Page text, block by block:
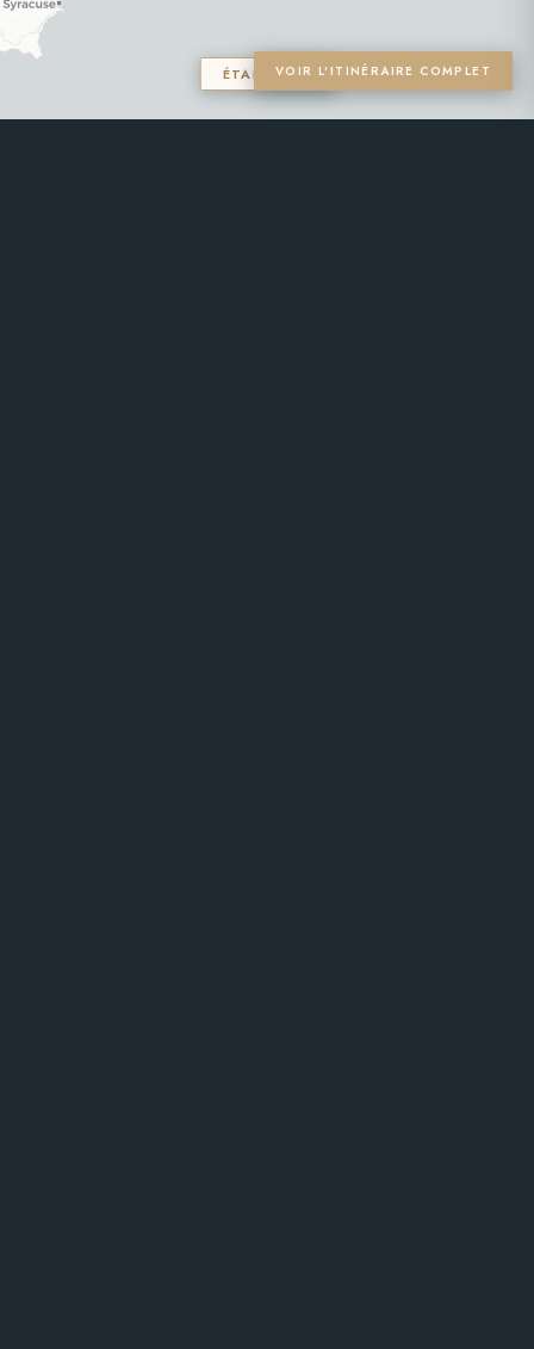
ÉTAPE 1 / 7VOIR L'ITINÉRAIRE COMPLET